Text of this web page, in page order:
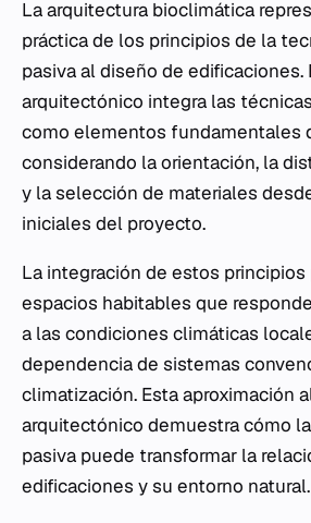
La arquitectura bioclimática
práctica de los principios de la
pasiva al diseño de edificaciones.
arquitectónico integra las
como elementos fundamentales
considerando la orientación, la
y la selección de materiales
iniciales del proyecto.
La integración de estos
espacios habitables que
a las condiciones climáticas
dependencia de sistemas
climatización. Esta aproximación
arquitectónico demuestra cómo
pasiva puede transformar la
edificaciones y su entorno natural.